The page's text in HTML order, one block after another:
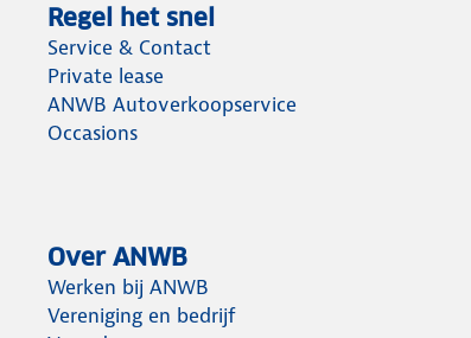
Regel het snel
Service & Contact
Private lease
ANWB Autoverkoopservice
Occasions
Over ANWB
Werken bij ANWB
Vereniging en bedrijf